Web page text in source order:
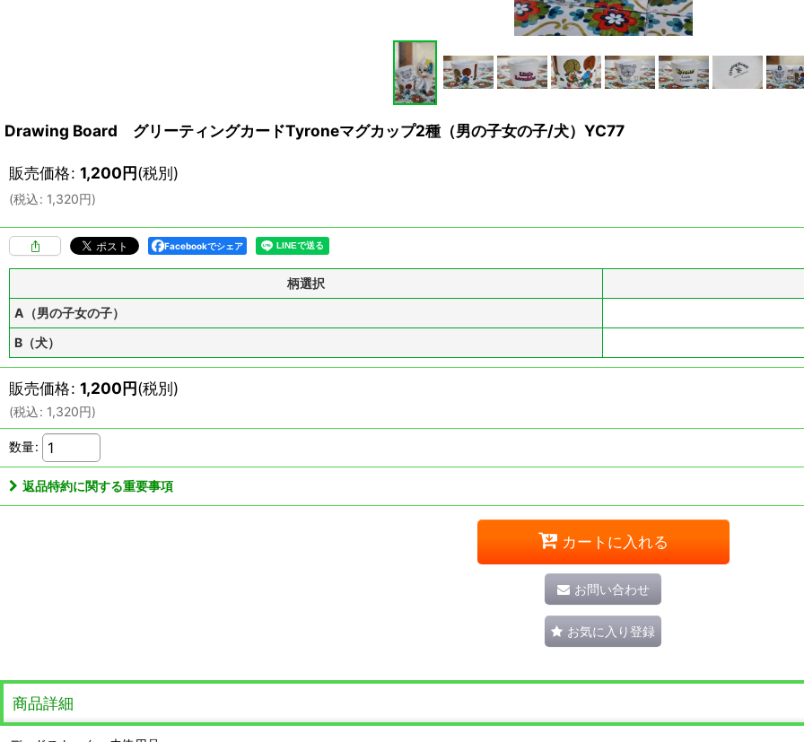
Drawing Board グリーティングカードTyroneマグカップ2種（男の子女の子/犬）YC77
販売価格: 1,200円(税別)
(税込: 1,320円)
Facebookでシェア
柄選択
A（男の子女の子）
B（犬）
販売価格: 1,200円(税別)
(税込: 1,320円)
数量:
返品特約に関する重要事項
カートに入れる
お問い合わせ
お気に入り登録
商品詳細